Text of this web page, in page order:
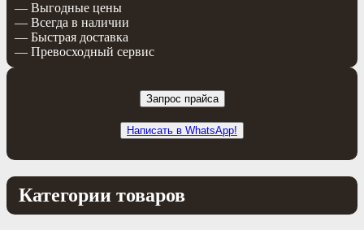
— Выгодные цены
— Всегда в наличии
— Быстрая доставка
— Превосходный сервис
Запрос прайса
Написать в WhatsApp!
Категории товаров